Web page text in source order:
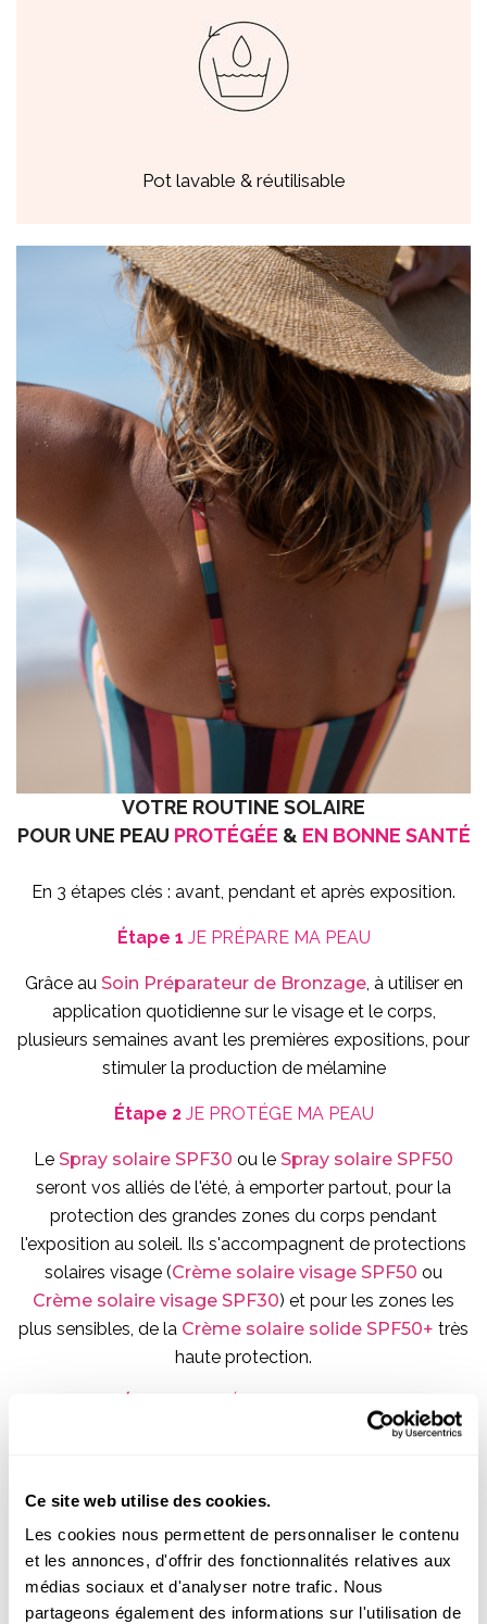
Ce site web utilise des cookies.
Les cookies nous permettent de personnaliser le contenu
et les annonces, d'offrir des fonctionnalités relatives aux
médias sociaux et d'analyser notre trafic. Nous
partageons également des informations sur l'utilisation de
Pot lavable & réutilisable
VOTRE ROUTINE SOLAIRE
POUR UNE PEAU PROTÉGÉE & EN BONNE SANTÉ
En 3 étapes clés : avant, pendant et après exposition.
Étape 1 JE PRÉPARE MA PEAU
Grâce au Soin Préparateur de Bronzage, à utiliser en
application quotidienne sur le visage et le corps,
plusieurs semaines avant les premières expositions, pour
stimuler la production de mélamine
Étape 2JE PROTÉGE MA PEAU
Le Spray solaire SPF30 ou le Spray solaire SPF50
seront vos alliés de l'été, à emporter partout, pour la
protection des grandes zones du corps pendant
l'exposition au soleil. Ils s'accompagnent de protections
solaires visage (Crème solaire visage SPF50 ou
Crème solaire visage SPF30) et pour les zones les
plus sensibles, de la Crème solaire solide SPF50+ très
haute protection.
et hydrate intensément la peau après l'exposition.
VOUS AIMEREZ AUSSI